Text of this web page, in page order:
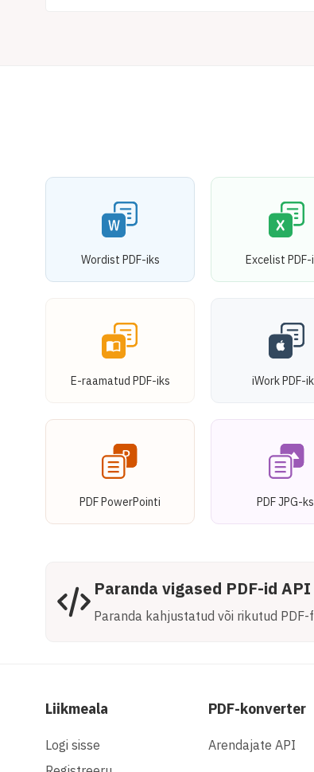
Wordist PDF-iks Excelist PDF-
E-raamatud PDF-iks iWork PDF-
PDF PowerPointi PDF JPG-ks
Paranda vigased PDF-id API
Paranda kahjustatud või rikutud
Liikmeala
Logi sisse
PDF-konverter
Arendajate API